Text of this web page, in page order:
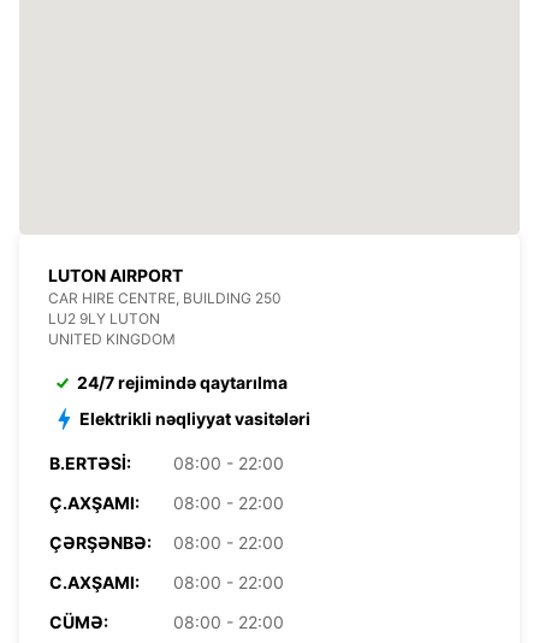
LUTON AIRPORT
CAR HIRE CENTRE, BUILDING 250
LU2 9LY LUTON
UNITED KINGDOM
24/7 rejimində qaytarılma
Elektrikli nəqliyyat vasitələri
B.ERTƏSI:
08:00 - 22:00
Ç.AXŞAMI:
08:00 - 22:00
ÇƏRŞƏNBƏ:
08:00 - 22:00
C.AXŞAMI:
08:00 - 22:00
CÜMƏ:
08:00 - 22:00